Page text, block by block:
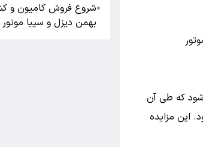
که طی آن
این مزایده
●شروع فروش کامیون و
بهمن دیزل و سیبا